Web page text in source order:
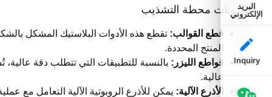
مكونات محطة التشذيب
قطع القوالب: تقطع هذه الأدوات البلاستيك المشكل
المنتج المحددة.
قواطع الليزر: بالنسبة للتطبيقات التي تتطلب دقة
عالية.
الأذرع الآلية: يمكن للأذرع الروبوتية الآلية التعامل مع
البريد
الإلكتروني
Inquiry